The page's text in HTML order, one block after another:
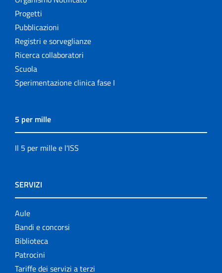
Progetti
Pubblicazioni
Registri e sorveglianze
Ricerca collaboratori
Scuola
Sperimentazione clinica fase I
5 per mille
Il 5 per mille e l'ISS
SERVIZI
Aule
Bandi e concorsi
Biblioteca
Patrocini
Tariffe dei servizi a terzi